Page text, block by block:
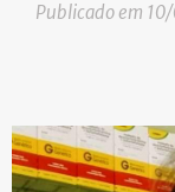
Publicado em